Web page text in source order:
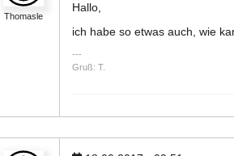
Thomasle
Hallo,
ich habe so etwas auch, wie
Gruß: T.